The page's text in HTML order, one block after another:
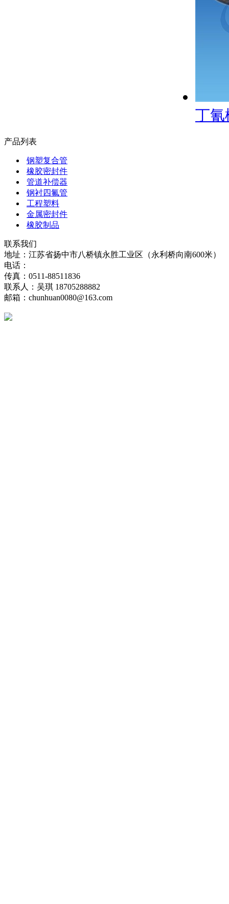
丁氰
产品列表
钢塑复合管
橡胶密封件
管道补偿器
钢衬四氟管
工程塑料
金属密封件
橡胶制品
联系我们
地址：江苏省扬中市八桥镇永胜工业区（永利桥向南600米）
电话：
传真：0511-88511836
联系人：吴琪 18705288882
邮箱：chunhuan0080@163.com